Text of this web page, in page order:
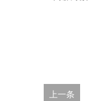
上一条